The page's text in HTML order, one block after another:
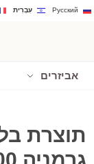
עִבְרִית Русский
אביזרים
תוצרת